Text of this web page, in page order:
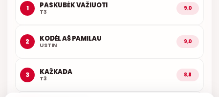
1 PASKUBĖK VAŽIUOTI
T3 9,0
2 KODĖL AŠ PAMILAU
USTIN 9,0
3 KAŽKADA
T3 8,8